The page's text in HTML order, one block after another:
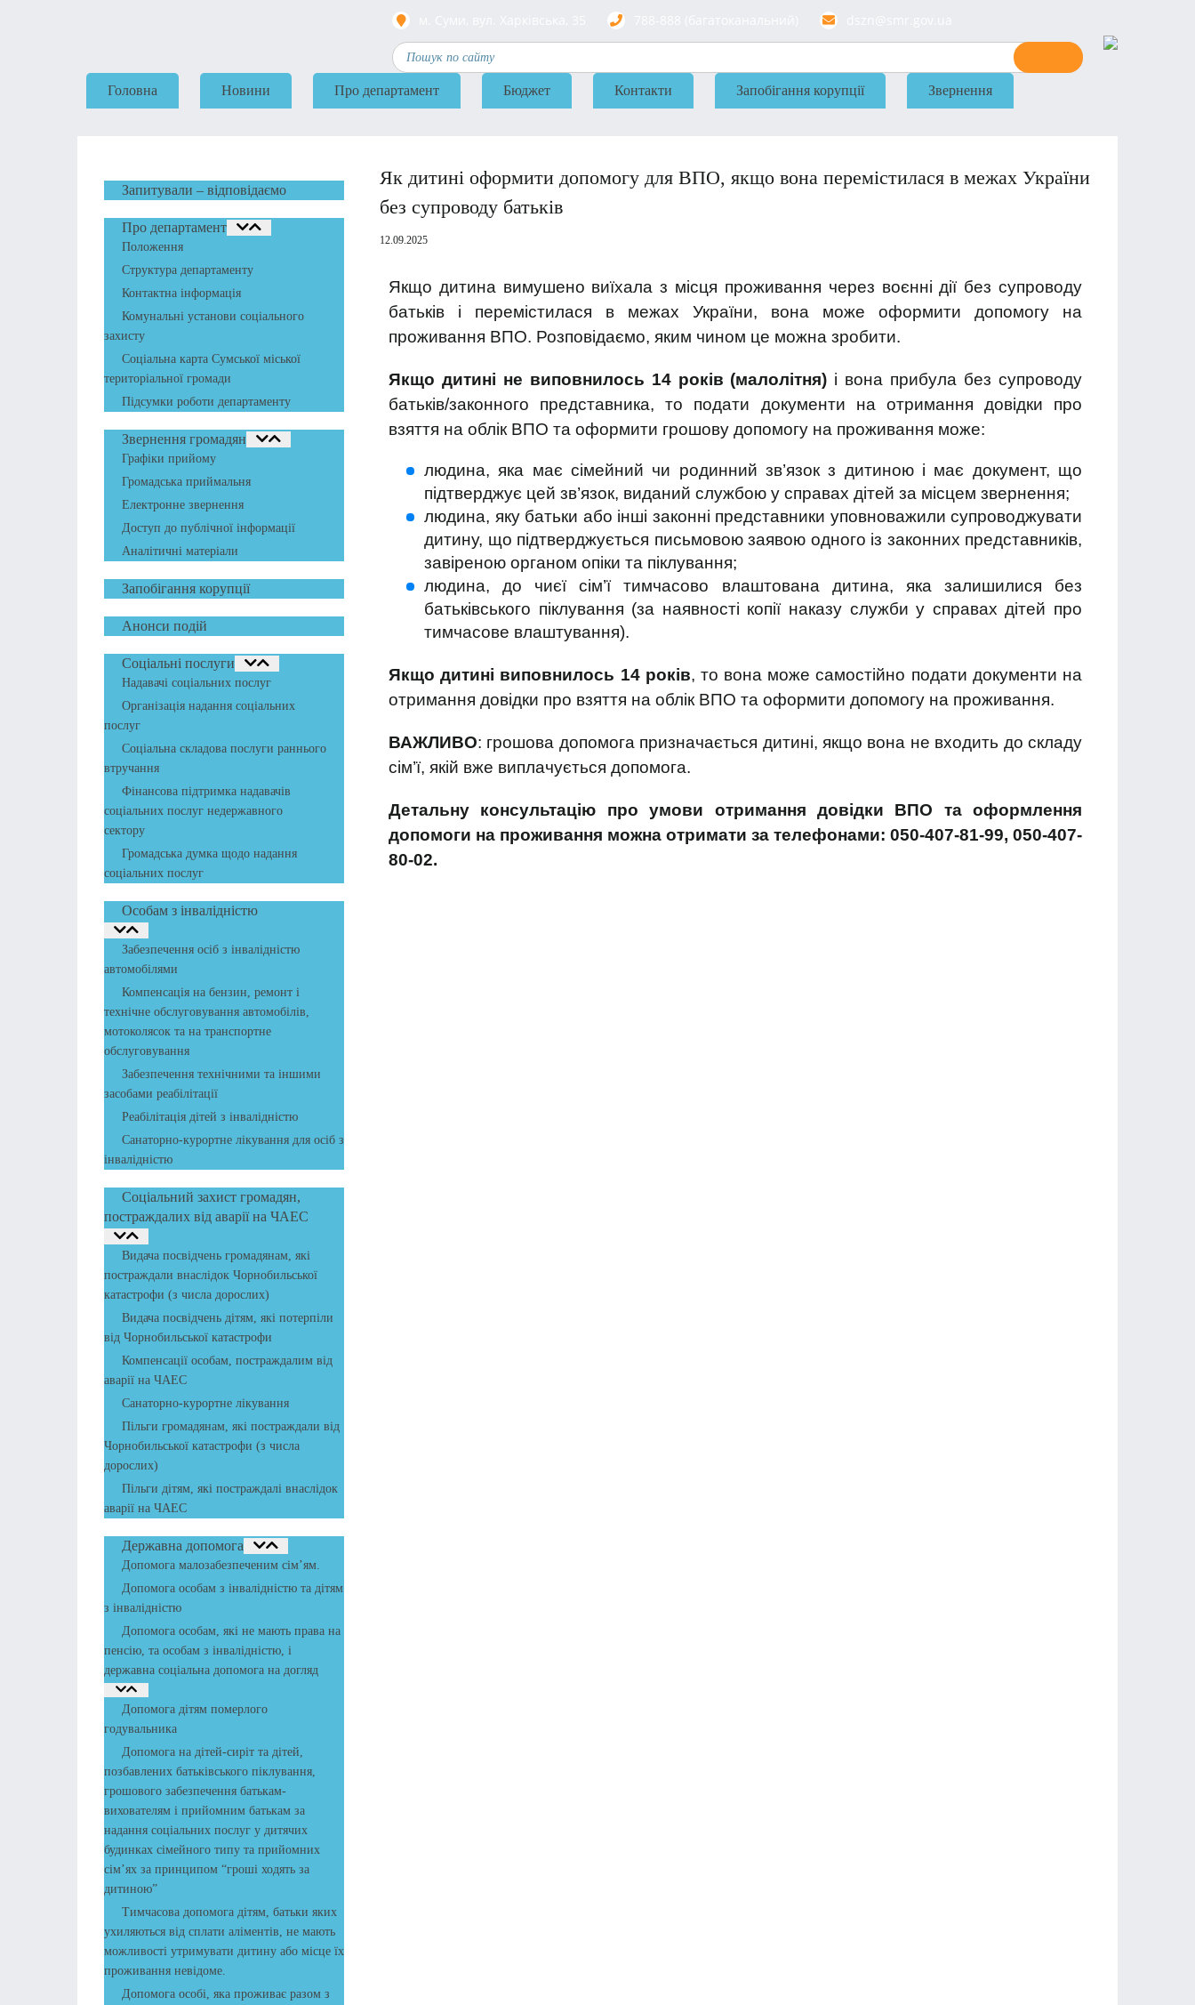
Головна Новини Про департамент Бюджет Контакти Запобігання корупції Звернення
Запитували – відповідаємо
Про департамент
Положення
Структура департаменту
Контактна інформація
Комунальні установи соціального
захисту
Соціальна карта Сумської міської
територіальної громади
Підсумки роботи департаменту
Звернення громадян
Графіки прийому
Громадська приймальня
Електронне звернення
Доступ до публічної інформації
Аналітичні матеріали
Запобігання корупції
Анонси подій
Соціальні послуги
Надавачі соціальних послуг
Організація надання соціальних
послуг
Соціальна складова послуги раннього
втручання
Фінансова підтримка надавачів
соціальних послуг недержавного
сектору
Громадська думка щодо надання
соціальних послуг
Особам з інвалідністю
Забезпечення осіб з інвалідністю
автомобілями
Компенсація на бензин, ремонт і
технічне обслуговування автомобілів,
мотоколясок та на транспортне
обслуговування
Забезпечення технічними та іншими
засобами реабілітації
Реабілітація дітей з інвалідністю
Санаторно-курортне лікування для осіб з
інвалідністю
Соціальний захист громадян,
постраждалих від аварії на ЧАЕС
Видача посвідчень громадянам, які
постраждали внаслідок Чорнобильської
катастрофи (з числа дорослих)
Видача посвідчень дітям, які потерпіли
від Чорнобильської катастрофи
Компенсації особам, постраждалим від
аварії на ЧАЕС
Санаторно-курортне лікування
Пільги громадянам, які постраждали від
Чорнобильської катастрофи (з числа
дорослих)
Пільги дітям, які постраждалі внаслідок
аварії на ЧАЕС
Державна допомога
Допомога малозабезпеченим сім’ям.
Допомога особам з інвалідністю та дітям
з інвалідністю
Допомога особам, які не мають права на
пенсію, та особам з інвалідністю, і
державна соціальна допомога на догляд
Допомога дітям померлого
годувальника
Допомога на дітей-сиріт та дітей,
позбавлених батьківського піклування,
грошового забезпечення батькам-
вихователям і прийомним батькам за
надання соціальних послуг у дитячих
будинках сімейного типу та прийомних
сім’ях за принципом “гроші ходять за
дитиною”
Тимчасова допомога дітям, батьки яких
ухиляються від сплати аліментів, не мають
можливості утримувати дитину або місце їх
проживання невідоме.
Допомога особі, яка проживає разом з
Як дитині оформити допомогу для ВПО, якщо вона перемістилася в межах України
без супроводу батьків
12.09.2025
Якщо дитина вимушено виїхала з місця проживання через воєнні дії без супроводу
батьків і перемістилася в межах України, вона може оформити допомогу на
проживання ВПО. Розповідаємо, яким чином це можна зробити.
Якщо дитині не виповнилось 14 років (малолітня) і вона прибула без супроводу
батьків/законного представника, то подати документи на отримання довідки про
взяття на облік ВПО та оформити грошову допомогу на проживання може:
людина, яка має сімейний чи родинний зв’язок з дитиною і має документ, що
підтверджує цей зв’язок, виданий службою у справах дітей за місцем звернення;
людина, яку батьки або інші законні представники уповноважили супроводжувати
дитину, що підтверджується письмовою заявою одного із законних представників,
завіреною органом опіки та піклування;
людина, до чиєї сім’ї тимчасово влаштована дитина, яка залишилися без
батьківського піклування (за наявності копії наказу служби у справах дітей про
тимчасове влаштування).
Якщо дитині виповнилось 14 років, то вона може самостійно подати документи на
отримання довідки про взяття на облік ВПО та оформити допомогу на проживання.
ВАЖЛИВО: грошова допомога призначається дитині, якщо вона не входить до складу
сім’ї, якій вже виплачується допомога.
Детальну консультацію про умови отримання довідки ВПО та оформлення
допомоги на проживання можна отримати за телефонами: 050-407-81-99, 050-407-
80-02.